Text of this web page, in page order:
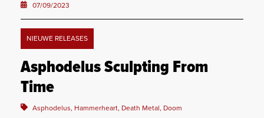
07/09/2023
NIEUWE RELEASES
Asphodelus Sculpting From
Time
Asphodelus, Hammerheart, Death Metal, Doom